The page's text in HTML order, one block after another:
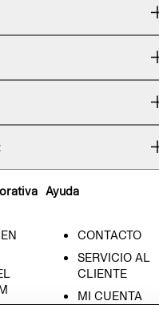
Ayuda
CONTACTO
SERVICIO AL
CLIENTE
MI CUENTA